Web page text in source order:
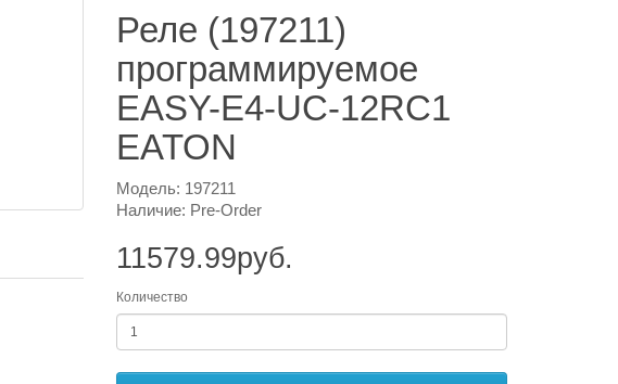
Реле (197211)
программируемое
EASY-E4-UC-12RC1
EATON
Модель: 197211
Наличие: Pre-Order
11579.99руб.
Количество